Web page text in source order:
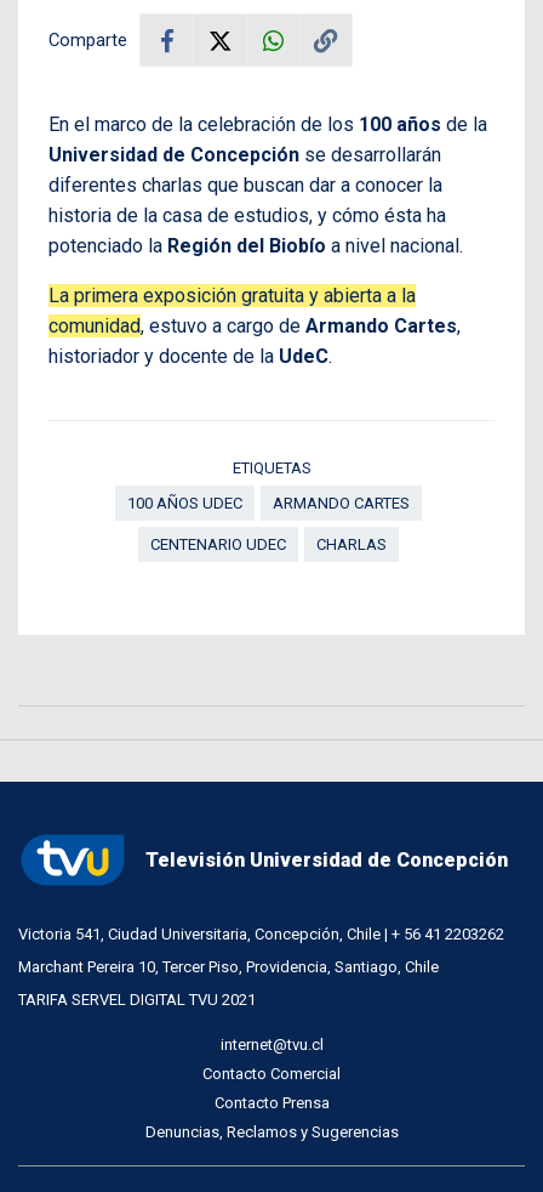
Comparte
En el marco de la celebración de los 100 años de la
Universidad de Concepción se desarrollarán
diferentes charlas que buscan dar a conocer la
historia de la casa de estudios, y cómo ésta ha
potenciado la Región del Biobío a nivel nacional.
La primera exposición gratuita y abierta a la
comunidad, estuvo a cargo de Armando Cartes,
historiador y docente de la UdeC.
ETIQUETAS
100 AÑOS UDEC
ARMANDO CARTES
CENTENARIO UDEC CHARLAS
Televisión Universidad de Concepción
Victoria 541, Ciudad Universitaria, Concepción, Chile | + 56 41 2203262
Marchant Pereira 10, Tercer Piso, Providencia, Santiago, Chile
TARIFA SERVEL DIGITAL TVU 2021
internet@tvu.cl
Contacto Comercial
Contacto Prensa
Denuncias, Reclamos y Sugerencias